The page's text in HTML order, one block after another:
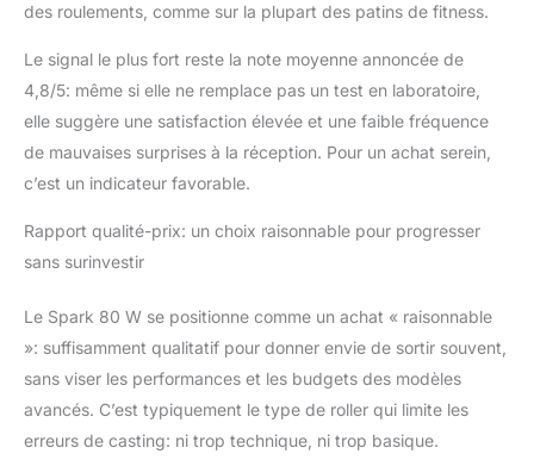
des roulements, comme sur la plupart des patins de fitness.
Le signal le plus fort reste la note moyenne annoncée de
4,8/5: même si elle ne remplace pas un test en laboratoire,
elle suggère une satisfaction élevée et une faible fréquence
de mauvaises surprises à la réception. Pour un achat serein,
c’est un indicateur favorable.
Rapport qualité-prix: un choix raisonnable pour progresser
sans surinvestir
Le Spark 80 W se positionne comme un achat « raisonnable
»: suffisamment qualitatif pour donner envie de sortir souvent,
sans viser les performances et les budgets des modèles
avancés. C’est typiquement le type de roller qui limite les
erreurs de casting: ni trop technique, ni trop basique.